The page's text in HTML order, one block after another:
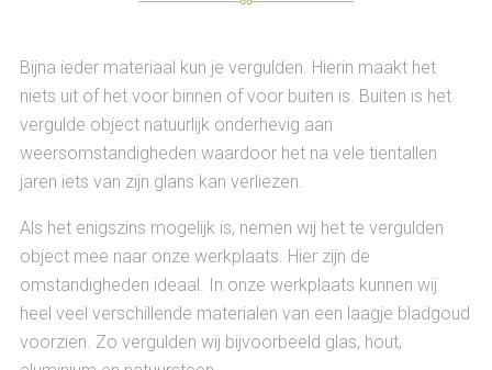
Bijna ieder materiaal kun je vergulden. Hierin maakt het
niets uit of het voor binnen of voor buiten is. Buiten is het
vergulde object natuurlijk onderhevig aan
weersomstandigheden waardoor het na vele tientallen
jaren iets van zijn glans kan verliezen.
Als het enigszins mogelijk is, nemen wij het te vergulden
object mee naar onze werkplaats. Hier zijn de
omstandigheden ideaal. In onze werkplaats kunnen wij
heel veel verschillende materialen van een laagje bladgoud
voorzien. Zo vergulden wij bijvoorbeeld glas, hout,